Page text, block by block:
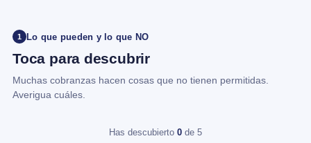
1 Lo que pueden y lo que NO
Toca para descubrir
Muchas cobranzas hacen cosas que no tienen permitidas.
Averigua cuáles.
Has descubierto 0 de 5